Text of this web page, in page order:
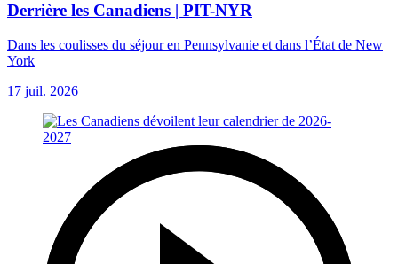
Derrière les Canadiens | PIT-NYR
Dans les coulisses du séjour en Pennsylvanie et dans l’État de New
York
17 juil. 2026